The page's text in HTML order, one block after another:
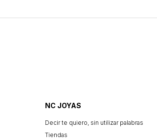
NC JOYAS
Decir te quiero, sin utilizar palabras
Tiendas